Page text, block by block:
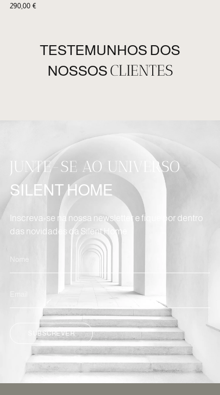
290,00 €
TESTEMUNHOS DOS
NOSSOS CLIENTES
JUNTE-SE AO UNIVERSO
SILENT HOME
Inscreva-se na nossa newsletter e fique por dentro
das novidades da Silent Home.
SUBSCREVER